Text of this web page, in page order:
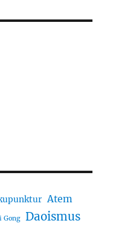
Atem
Gong Daoismus